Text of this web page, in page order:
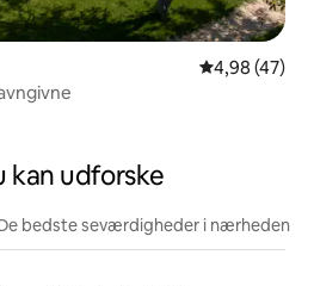
4,98 ud af 5 i
4,98 (47)
kan udforske
bedste seværdigheder i nærheden